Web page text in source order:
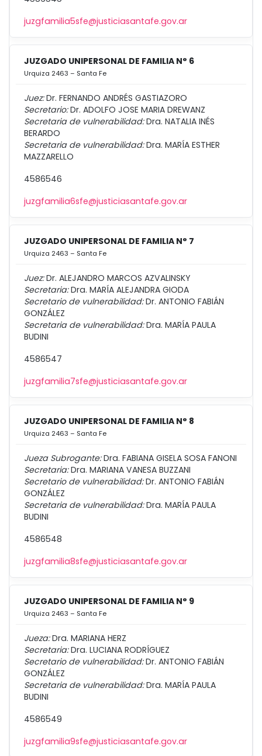
juzgfamilia5sfe@justiciasantafe.gov.ar
JUZGADO UNIPERSONAL DE FAMILIA N° 6
Urquiza 2463 – Santa Fe
Juez:Dr. FERNANDO ANDRÉS GASTIAZORO
Secretario:Dr. ADOLFO JOSE MARIA DREWANZ
Secretaria de vulnerabilidad:Dra. NATALIA INÉS
BERARDO
Secretaria de vulnerabilidad:Dra. MARÍA ESTHER
MAZZARELLO
4586546
juzgfamilia6sfe@justiciasantafe.gov.ar
JUZGADO UNIPERSONAL DE FAMILIA N° 7
Urquiza 2463 – Santa Fe
Juez:Dr. ALEJANDRO MARCOS AZVALINSKY
Secretaria:Dra. MARÍA ALEJANDRA GIODA
Secretario de vulnerabilidad:Dr. ANTONIO FABIÁN
GONZÁLEZ
Secretaria de vulnerabilidad:Dra. MARÍA PAULA
BUDINI
4586547
juzgfamilia7sfe@justiciasantafe.gov.ar
JUZGADO UNIPERSONAL DE FAMILIA N° 8
Urquiza 2463 – Santa Fe
Jueza Subrogante:Dra. FABIANA GISELA SOSA FANONI
Secretaria:Dra. MARIANA VANESA BUZZANI
Secretario de vulnerabilidad:Dr. ANTONIO FABIÁN
GONZÁLEZ
Secretaria de vulnerabilidad:Dra. MARÍA PAULA
BUDINI
4586548
juzgfamilia8sfe@justiciasantafe.gov.ar
JUZGADO UNIPERSONAL DE FAMILIA N° 9
Urquiza 2463 – Santa Fe
Jueza:Dra. MARIANA HERZ
Secretaria:Dra. LUCIANA RODRÍGUEZ
Secretario de vulnerabilidad:Dr. ANTONIO FABIÁN
GONZÁLEZ
Secretaria de vulnerabilidad:Dra. MARÍA PAULA
BUDINI
4586549
juzgfamilia9sfe@justiciasantafe.gov.ar